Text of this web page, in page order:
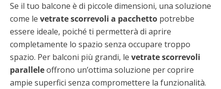
Se il tuo balcone è di piccole dimensioni, una soluzione
come le vetrate scorrevoli a pacchetto potrebbe
essere ideale, poiché ti permetterà di aprire
completamente lo spazio senza occupare troppo
spazio. Per balconi più grandi, le vetrate scorrevoli
paralleleoffrono un’ottima soluzione per coprire
ampie superfici senza compromettere la funzionalità.